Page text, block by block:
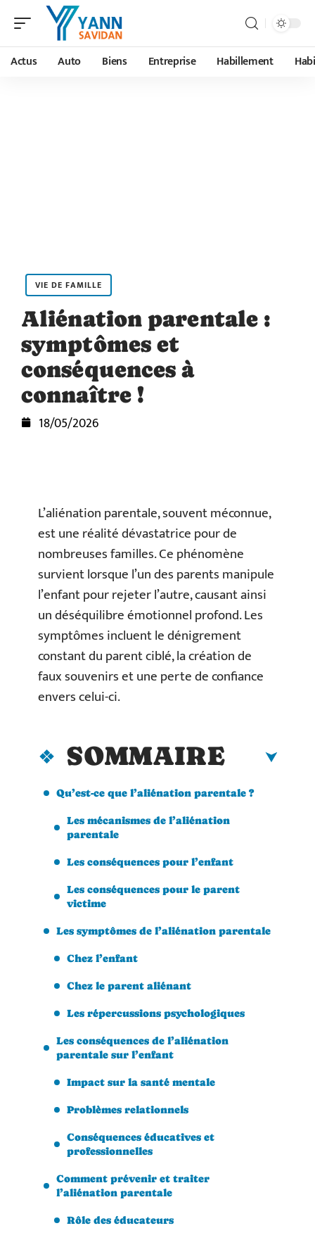
Actus Auto Biens Entreprise Habillement
VIE DE FAMILLE
Aliénation parentale :
symptômes et
conséquences à
connaître !
18/05/2026
L’aliénation parentale, souvent méconnue,
est une réalité dévastatrice pour de
nombreuses familles. Ce phénomène
survient lorsque l’un des parents manipule
l’enfant pour rejeter l’autre, causant ainsi
un déséquilibre émotionnel profond. Les
symptômes incluent le dénigrement
constant du parent ciblé, la création de
faux souvenirs et une perte de confiance
envers celui-ci.
SOMMAIRE
Qu’est-ce que l’aliénation parentale ?
Les mécanismes de l’aliénation
parentale
Les conséquences pour l’enfant
Les conséquences pour le parent
victime
Les symptômes de l’aliénation parentale
Chez l’enfant
Chez le parent aliénant
Les répercussions psychologiques
Les conséquences de l’aliénation
parentale sur l’enfant
Impact sur la santé mentale
Problèmes relationnels
Conséquences éducatives et
professionnelles
Comment prévenir et traiter
l’aliénation parentale
Rôle des éducateurs